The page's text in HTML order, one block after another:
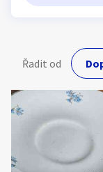
Řadit od
Hledat v textu
Nabídka/